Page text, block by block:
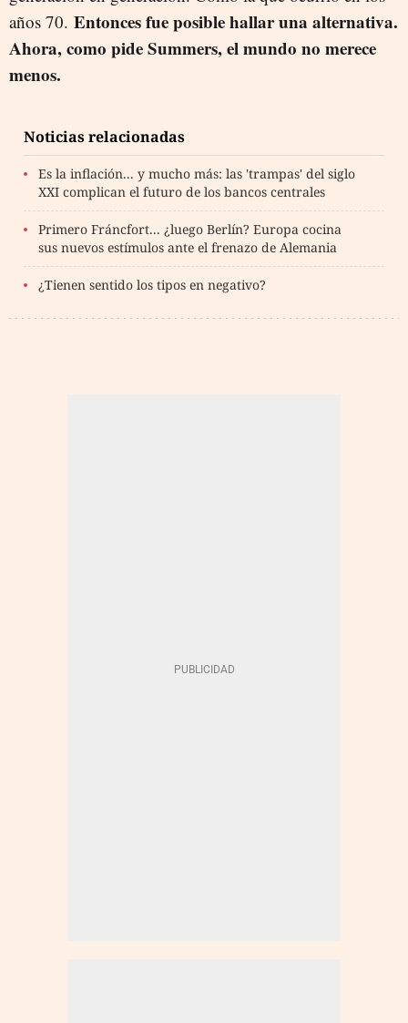
años 70. Entonces fue posible hallar una alternativa.
Ahora, como pide Summers, el mundo no merece
menos.
Noticias relacionadas
Es la inflación... y mucho más: las 'trampas' del siglo
XXI complican el futuro de los bancos centrales
Primero Fráncfort... ¿luego Berlín? Europa cocina
sus nuevos estímulos ante el frenazo de Alemania
¿Tienen sentido los tipos en negativo?